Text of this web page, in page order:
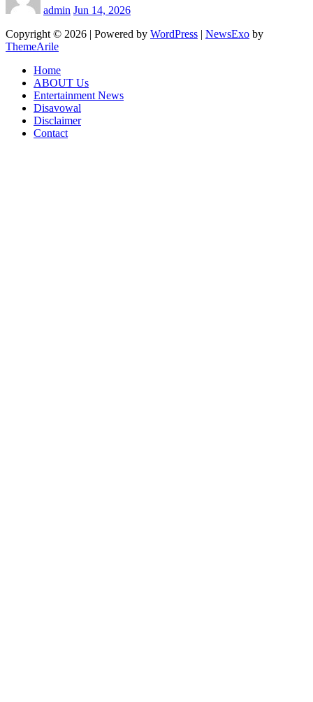
admin Jun 14, 2026
Copyright © 2026 | Powered by WordPress | NewsExo by
ThemeArile
Home
ABOUT Us
Entertainment News
Disavowal
Disclaimer
Contact